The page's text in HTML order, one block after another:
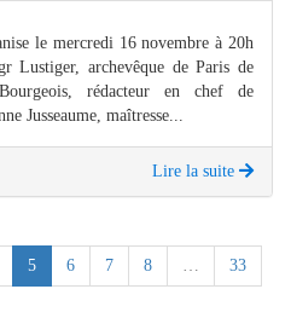
le mercredi 16 novembre à 20h
Lustiger, archevêque de Paris de
rédacteur en chef de
Jusseaume, maîtresse...
Lire la suite
5(current)
6 7 8 … 33